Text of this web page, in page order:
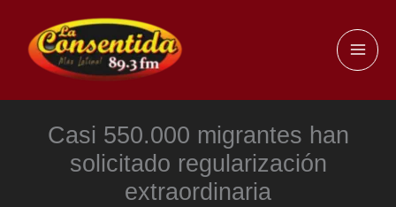
contenido
Casi 550.000 migrantes han
solicitado regularización
extraordinaria